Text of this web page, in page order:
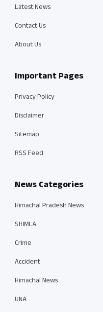
Latest News
Contact Us
About Us
Important Pages
Privacy Policy
Disclaimer
Sitemap
RSS Feed
News Categories
Himachal Pradesh News
SHIMLA
Crime
Accident
Himachal News
UNA